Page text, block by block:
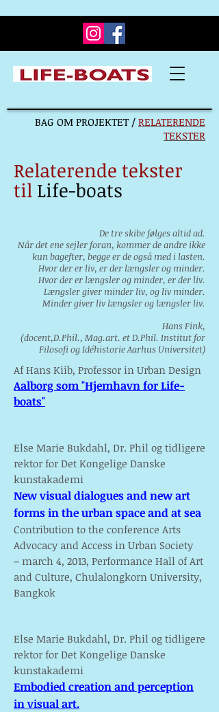
BAG OM PROJEKTET / RELATERENDE
TEKSTER
Relaterende tekster
til Life-boats
De tre skibe følges altid ad.
Når det ene sejler foran, kommer de andre ikke
kun bagefter, begge er de også med i lasten.
Hvor der er liv, er der længsler og minder.
Hvor der er længsler og minder, er der liv.
Længsler giver minder liv, og liv minder.
Minder giver liv længsler og længsler liv.
Hans Fink,
(docent,D.Phil., Mag.art. et D.Phil. Institut for
Filosofi og Idéhistorie Aarhus Universitet)
Af Hans Kiib, Professor in Urban Design
Aalborg som "Hjemhavn for Life-
boats"
Else Marie Bukdahl, Dr. Phil og tidligere
rektor for Det Kongelige Danske
kunstakademi
New visual dialogues and new art
forms in the urban space and at sea
Contribution to the conference Arts
Advocacy and Access in Urban Society
– march 4, 2013, Performance Hall of Art
and Culture, Chulalongkorn University,
Bangkok
Else Marie Bukdahl, Dr. Phil og tidligere
rektor for Det Kongelige Danske
kunstakademi
Embodied creation and perception
in visual art.